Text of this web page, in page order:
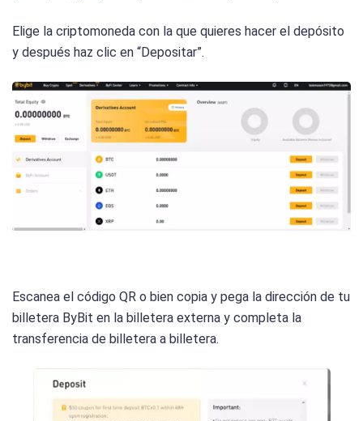
Elige la criptomoneda con la que quieres hacer el depósito
y después haz clic en “Depositar”.
Escanea el código QR o bien copia y pega la dirección de tu
billetera ByBit en la billetera externa y completa la
transferencia de billetera a billetera.